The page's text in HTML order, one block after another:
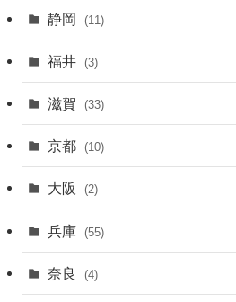
静岡 (11)
福井 (3)
滋賀 (33)
京都 (10)
大阪 (2)
兵庫 (55)
奈良 (4)